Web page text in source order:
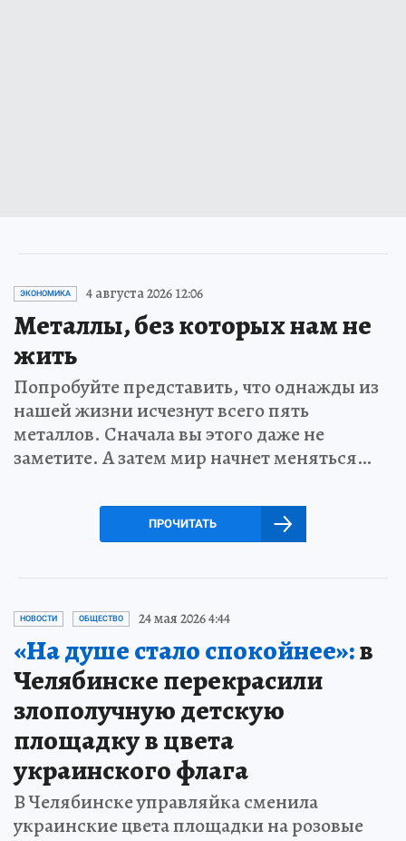
ЭКОНОМИКА 4 августа 2026 12:06
Металлы, без которых нам не
жить
Попробуйте представить, что однажды из
нашей жизни исчезнут всего пять
металлов. Сначала вы этого даже не
заметите. А затем мир начнет меняться…
ПРОЧИТАТЬ
НОВОСТИ ОБЩЕСТВО 24 мая 2026 4:44
«На душе стало спокойнее»:в
Челябинске перекрасили
злополучную детскую
площадку в цвета
украинского флага
В Челябинске управляйка сменила
украинские цвета площадки на розовые